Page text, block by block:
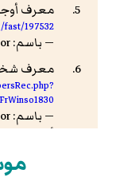
معرف
197532
— باسم: F. A. Winsor — تاريخ الاطلاع: 9 أكتوبر 2017
معرف شخص
3.0
Unported